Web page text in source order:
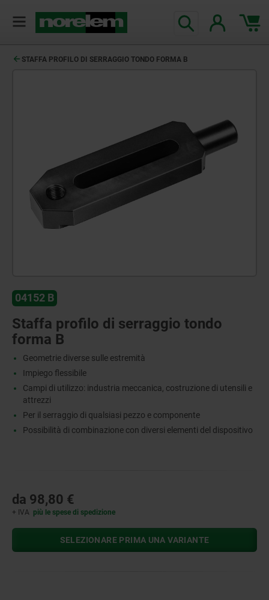
STAFFA PROFILO DI SERRAGGIO TONDO FORMA B
04152 B
Staffa profilo di serraggio tondo
forma B
Geometrie diverse sulle estremità
Impiego flessibile
Campi di utilizzo: industria meccanica, costruzione di utensili e
attrezzi
Per il serraggio di qualsiasi pezzo e componente
Possibilità di combinazione con diversi elementi del dispositivo
da 98,80 €
+ IVA più le spese di spedizione
SELEZIONARE PRIMA UNA VARIANTE